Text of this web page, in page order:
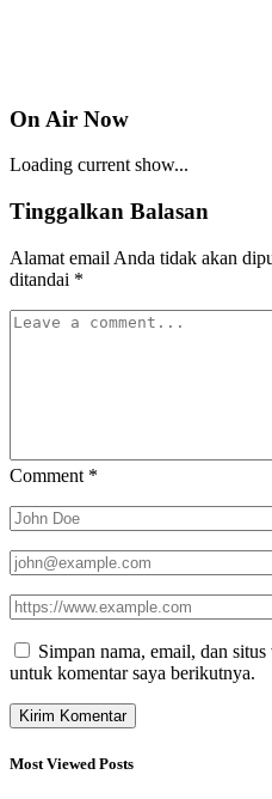
On Air Now
Loading current show...
Tinggalkan Balasan
Alamat email Anda tidak akan
ditandai *
Comment *
Simpan nama, email, dan
untuk komentar saya berikutnya.
Most Viewed Posts